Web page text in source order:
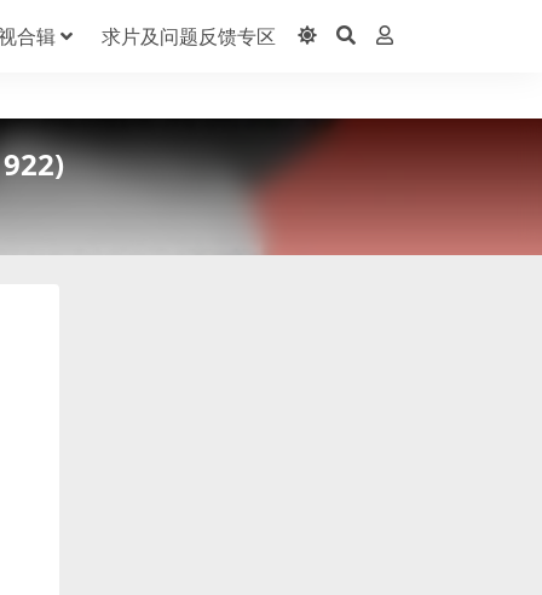
合辑 求片及问题反馈专区